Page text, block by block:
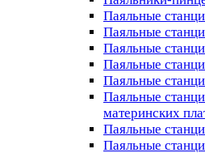
Паяльные
Паяльные
Паяльные
Паяльные
Паяльные
Паяльные
материнских
Паяльные
Паяльные